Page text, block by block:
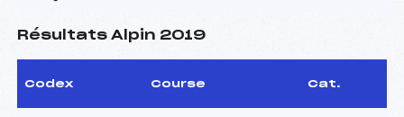
Résultats Alpin 2019
Codex Course Cat.